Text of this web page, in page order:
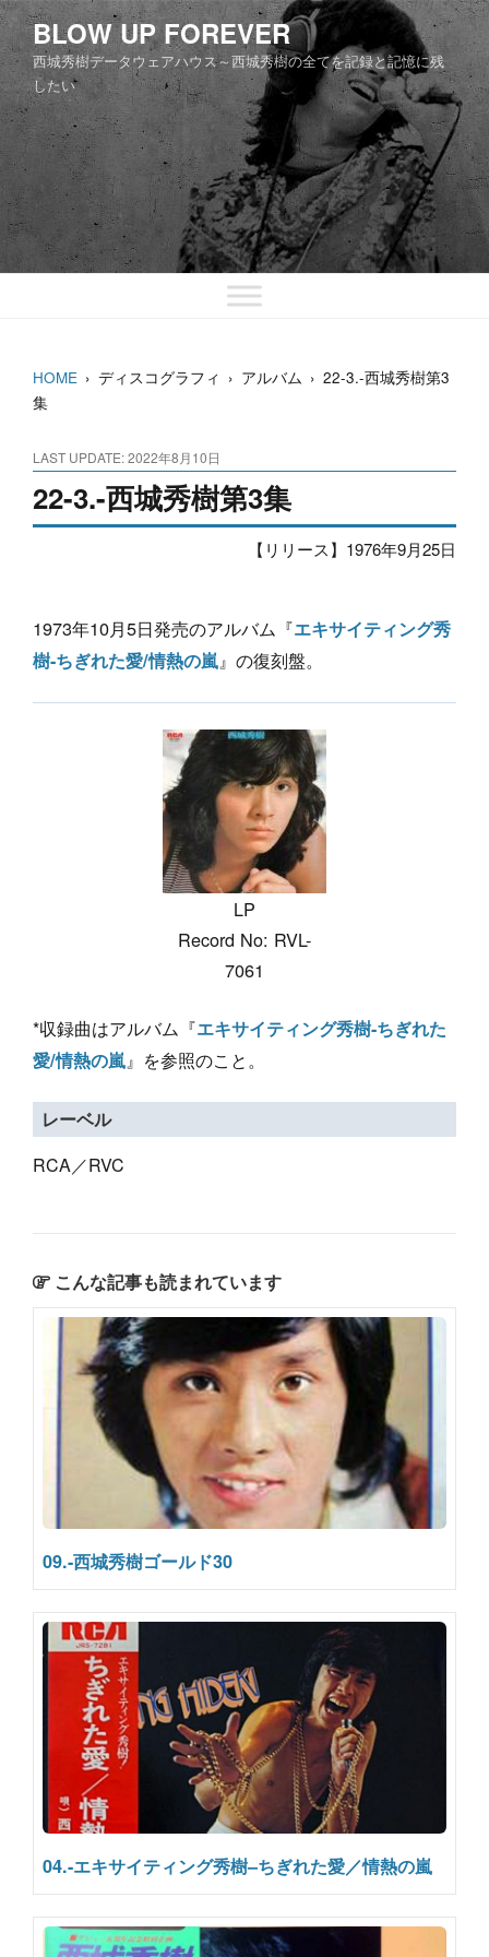
コ
ン
テ
ン
ツ
キ
ッ
プ
BLOW UP FOREVER
西城秀樹データウェアハウス～西城秀樹の全てを記録と記憶に残
したい
HOME › ディスコグラフィ › アルバム › 22-3.-西城秀樹第3
集
LAST UPDATE: 2022年8月10日
22-3.-西城秀樹第3集
【リリース】1976年9月25日
1973年10月5日発売のアルバム『エキサイティング秀
樹-ちぎれた愛/情熱の嵐』の復刻盤。
LP
Record No: RVL-
7061
*収録曲はアルバム『エキサイティング秀樹-ちぎれた
愛/情熱の嵐』を参照のこと。
レーベル
RCA／RVC
こんな記事も読まれています
09.-西城秀樹ゴールド30
04.-エキサイティング秀樹–ちぎれた愛／情熱の嵐